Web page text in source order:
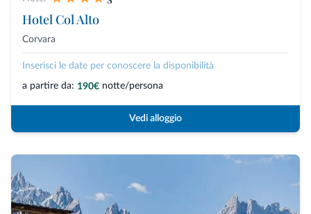
Hotel Col Alto
Corvara
Inserisci le date per conoscere la disponibilità
a partire da: 190€ notte/persona
Vedi alloggio